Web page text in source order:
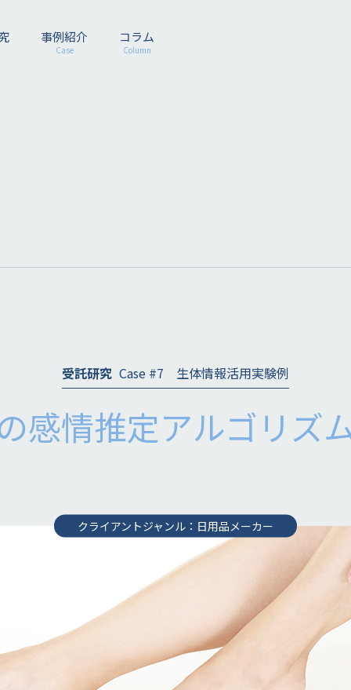
事例紹介
Case
コラム
Column
受託研究 Case #7 生体情報活用実験例
感情推定アルゴリズ
クライアントジャンル：日用品メーカー